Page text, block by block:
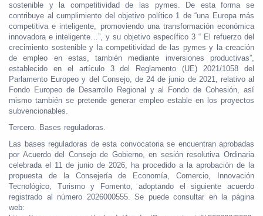
sostenible y la competitividad de las pymes. De esta forma se
contribuye al cumplimiento del objetivo político 1 de “una Europa más
competitiva e inteligente, promoviendo una transformación económica
innovadora e inteligente…”, y su objetivo específico 3 “ El refuerzo del
crecimiento sostenible y la competitividad de las pymes y la creación
de empleo en estas, también mediante inversiones productivas”,
establecido en el artículo 3 del Reglamento (UE) 2021/1058 del
Parlamento Europeo y del Consejo, de 24 de junio de 2021, relativo al
Fondo Europeo de Desarrollo Regional y al Fondo de Cohesión, así
mismo también se pretende generar empleo estable en los proyectos
subvencionables.
Tercero. Bases reguladoras.
Las bases reguladoras de esta convocatoria se encuentran aprobadas
por Acuerdo del Consejo de Gobierno, en sesión resolutiva Ordinaria
celebrada el 11 de junio de 2026, ha procedido a la aprobación de la
propuesta de la Consejería de Economía, Comercio, Innovación
Tecnológico, Turismo y Fomento, adoptando el siguiente acuerdo
registrado al número 2026000555. Se puede consultar en la página
web: